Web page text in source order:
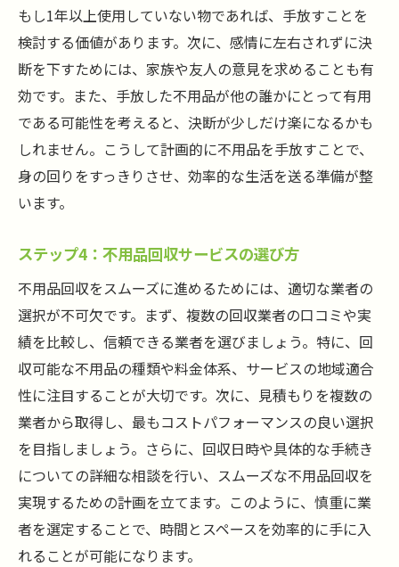
もし1年以上使用していない物であれば、手放すことを
検討する価値があります。次に、感情に左右されずに決
断を下すためには、家族や友人の意見を求めることも有
効です。また、手放した不用品が他の誰かにとって有用
である可能性を考えると、決断が少しだけ楽になるかも
しれません。こうして計画的に不用品を手放すことで、
身の回りをすっきりさせ、効率的な生活を送る準備が整
います。
ステップ4：不用品回収サービスの選び方
不用品回収をスムーズに進めるためには、適切な業者の
選択が不可欠です。まず、複数の回収業者の口コミや実
績を比較し、信頼できる業者を選びましょう。特に、回
収可能な不用品の種類や料金体系、サービスの地域適合
性に注目することが大切です。次に、見積もりを複数の
業者から取得し、最もコストパフォーマンスの良い選択
を目指しましょう。さらに、回収日時や具体的な手続き
についての詳細な相談を行い、スムーズな不用品回収を
実現するための計画を立てます。このように、慎重に業
者を選定することで、時間とスペースを効率的に手に入
れることが可能になります。